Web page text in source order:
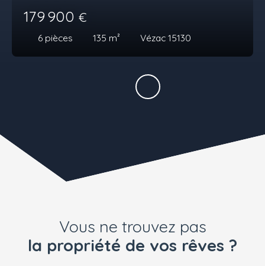
179 900 €
6 pièces 135 m² Vézac 15130
Vous ne trouvez pas
la propriété de vos rêves ?